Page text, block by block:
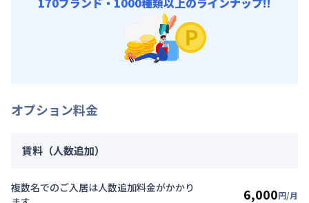
オプション料金
賃料（人数追加）
複数名でのご入居は人数追加料金がかかり
6,000円/月